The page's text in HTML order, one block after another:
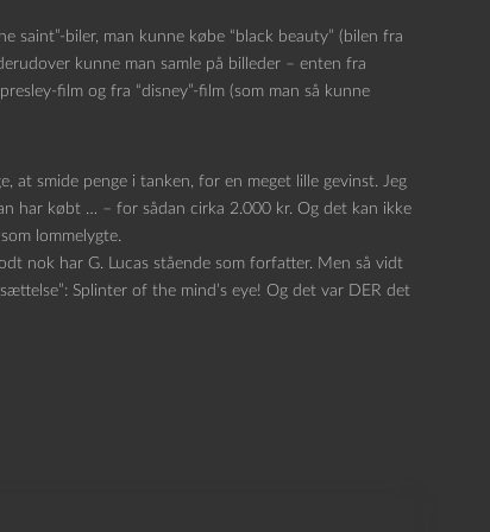
saint”-biler, man kunne købe “black beauty” (bilen fra
kunne man samle på billeder – enten fra
film og fra “disney”-film (som man så kunne
at smide penge i tanken, for en meget lille gevinst. Jeg
har købt … – for sådan cirka 2.000 kr. Og det kan ikke
lommelygte.
nok har G. Lucas stående som forfatter. Men så vidt
Splinter of the mind’s eye! Og det var DER det